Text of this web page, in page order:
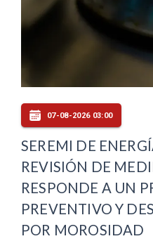
07-08-2026 03:00
SEREMI DE
REVISIÓN DE
RESPONDE A UN
PREVENTIVO Y
POR MOROSIDAD